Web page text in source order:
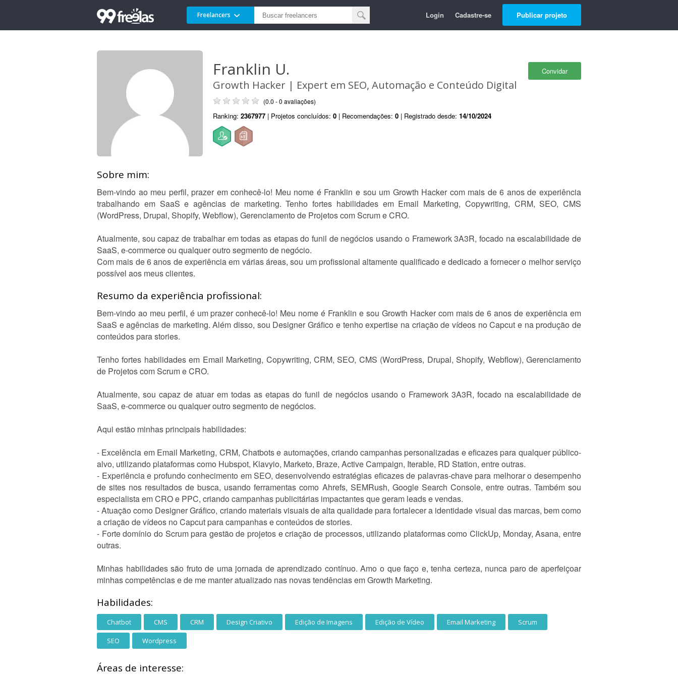
Freelancers Login Cadastre-se Publicar projeto
Convidar
Franklin U.
Growth Hacker | Expert em SEO, Automação e Conteúdo Digital
(0.0 - 0 avaliações)
Ranking: 2367977 | Projetos concluídos: 0 | Recomendações: 0 | Registrado desde: 14/10/2024
Sobre mim:
Bem-vindo ao meu perfil, prazer em conhecê-lo! Meu nome é Franklin e sou um Growth Hacker com mais de 6 anos de experiência
trabalhando em SaaS e agências de marketing. Tenho fortes habilidades em Email Marketing, Copywriting, CRM, SEO, CMS
(WordPress, Drupal, Shopify, Webflow), Gerenciamento de Projetos com Scrum e CRO.
Atualmente, sou capaz de trabalhar em todas as etapas do funil de negócios usando o Framework 3A3R, focado na escalabilidade de
SaaS, e-commerce ou qualquer outro segmento de negócio.
Com mais de 6 anos de experiência em várias áreas, sou um profissional altamente qualificado e dedicado a fornecer o melhor serviço
possível aos meus clientes.
Resumo da experiência profissional:
Bem-vindo ao meu perfil, é um prazer conhecê-lo! Meu nome é Franklin e sou Growth Hacker com mais de 6 anos de experiência em
SaaS e agências de marketing. Além disso, sou Designer Gráfico e tenho expertise na criação de vídeos no Capcut e na produção de
conteúdos para stories.
Tenho fortes habilidades em Email Marketing, Copywriting, CRM, SEO, CMS (WordPress, Drupal, Shopify, Webflow), Gerenciamento
de Projetos com Scrum e CRO.
Atualmente, sou capaz de atuar em todas as etapas do funil de negócios usando o Framework 3A3R, focado na escalabilidade de
SaaS, e-commerce ou qualquer outro segmento de negócios.
Aqui estão minhas principais habilidades:
- Excelência em Email Marketing, CRM, Chatbots e automações, criando campanhas personalizadas e eficazes para qualquer público-
alvo, utilizando plataformas como Hubspot, Klavyio, Marketo, Braze, Active Campaign, Iterable, RD Station, entre outras.
- Experiência e profundo conhecimento em SEO, desenvolvendo estratégias eficazes de palavras-chave para melhorar o desempenho
de sites nos resultados de busca, usando ferramentas como Ahrefs, SEMRush, Google Search Console, entre outras. Também sou
especialista em CRO e PPC, criando campanhas publicitárias impactantes que geram leads e vendas.
- Atuação como Designer Gráfico, criando materiais visuais de alta qualidade para fortalecer a identidade visual das marcas, bem como
a criação de vídeos no Capcut para campanhas e conteúdos de stories.
- Forte domínio do Scrum para gestão de projetos e criação de processos, utilizando plataformas como ClickUp, Monday, Asana, entre
outras.
Minhas habilidades são fruto de uma jornada de aprendizado contínuo. Amo o que faço e, tenha certeza, nunca paro de aperfeiçoar
minhas competências e de me manter atualizado nas novas tendências em Growth Marketing.
Habilidades:
Chatbot CMS CRM Design Criativo Edição de Imagens Edição de Vídeo Email Marketing Scrum
SEO Wordpress
Áreas de interesse: